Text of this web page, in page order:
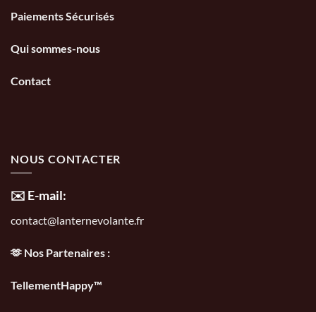
Paiements Sécurisés
Qui sommes-nous
Contact
NOUS CONTACTER
✉️ E-mail:
contact@lanternevolante.fr
🫶 Nos Partenaires :
TellementHappy™